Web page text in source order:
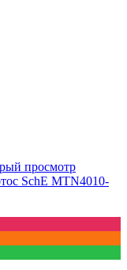
просмотр
SchE MTN4010-